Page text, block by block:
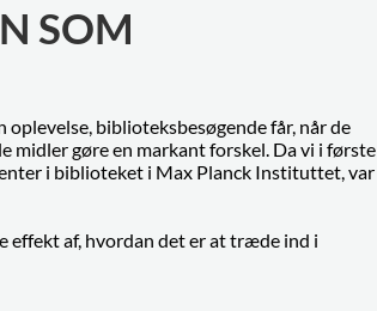
SOM
biblioteksbesøgende får, når de
midler gøre en markant forskel. Da vi i første
i biblioteket i Max Planck Instituttet, var
effekt af, hvordan det er at træde ind i